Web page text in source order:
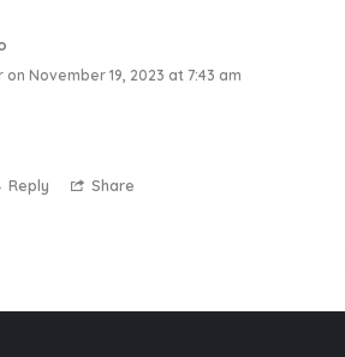
November 19, 2023 at 7:43 am
Reply Share